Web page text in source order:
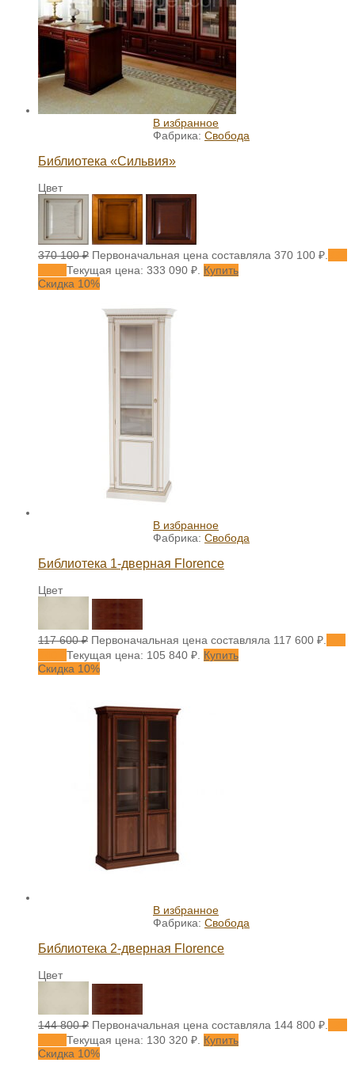
В избранное
Фабрика: Свобода
Библиотека «Сильвия»
Цвет
370 100₽ Первоначальная цена составляла 370 100 ₽.
Текущая цена: 333 090 ₽. Купить
Скидка 10%
В избранное
Фабрика: Свобода
Библиотека 1-дверная Florence
Цвет
117 600₽ Первоначальная цена составляла 117 600 ₽.
Текущая цена: 105 840 ₽. Купить
Скидка 10%
В избранное
Фабрика: Свобода
Библиотека 2-дверная Florence
Цвет
144 800₽ Первоначальная цена составляла 144 800 ₽.
Текущая цена: 130 320 ₽. Купить
Скидка 10%